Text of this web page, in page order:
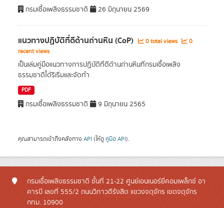
กรมเชื้อเพลิงธรรมชาติ 26 มิถุนายน 2569
แนวทางปฏิบัติที่ดีด้านถ่านหิน (CoP) 0 total views
0
recent views
เป็นเล่มคู่มือแนวทางการปฏิบัติที่ดีด้านถ่านหินที่กรมเชื้อเพลิง
ธรรมชาติได้ริเริ่มและจัดทำ
PDF
กรมเชื้อเพลิงธรรมชาติ 9 มิถุนายน 2565
คุณสามารถเข้าถึงคลังทาง API (ให้ดู คู่มือ API).
กรมเชื้อเพลิงธรรมชาติ ชั้นที่ 21-22 ศูนย์เอนเนอร์ยี่คอมเพล็กซ์ อา
คารบี เลขที่ 555/2 ถนนวิภาวดีรังสิต แขวงจตุจักร เขตจตุจักร
กทม. 10900